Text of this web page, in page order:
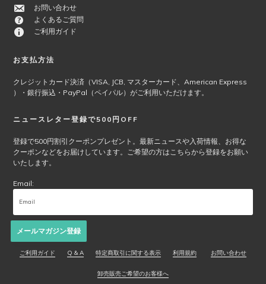
お問い合わせ
よくあるご質問
ご利用ガイド
お支払方法
クレジットカード決済（VISA, JCB, マスターカード、American Express
）・銀行振込・PayPal（ペイパル）がご利用いただけます。
ニュースレター登録で500円OFF
登録で500円割引クーポンプレゼント。最新ニュースや入荷情報、お得な
クーポンなどをお届けしています。ご希望の方はこちらから登録をお願い
いたします。
Email:
メールマガジン登録
ご利用ガイド Q & A 特定商取引に関する表示 利用規約 お問い合わせ
卸売販売ご希望のお客様へ